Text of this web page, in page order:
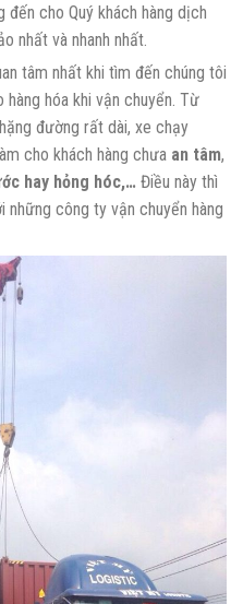
đến cho Quý khách hàng dịch
nhất và nhanh nhất.
tâm nhất khi tìm đến chúng tôi
hàng hóa khi vận chuyển. Từ
đường rất dài, xe chạy
cho khách hàng chưa an tâm,
hay hỏng hóc,… Điều này thì
những công ty vận chuyển hàng